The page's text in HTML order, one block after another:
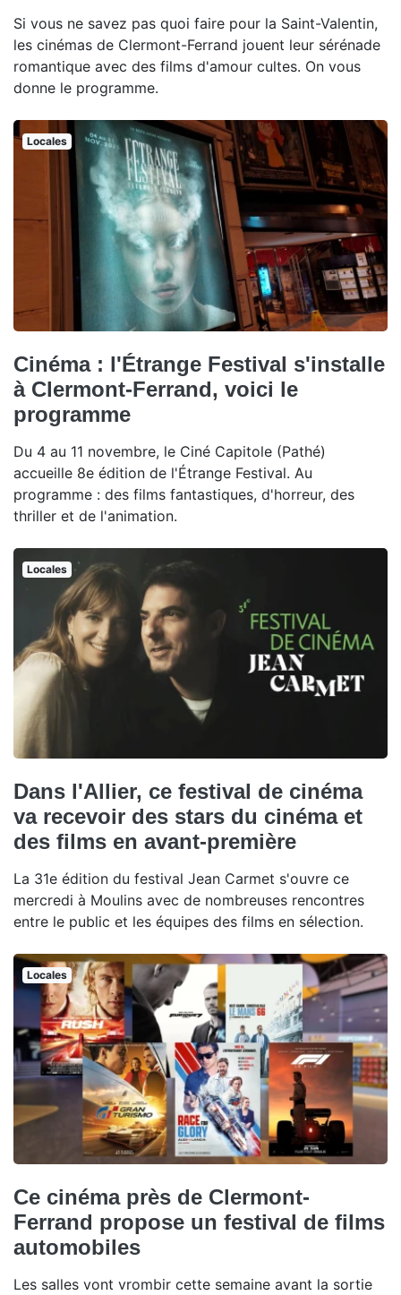
Si vous ne savez pas quoi faire pour la Saint-Valentin,
les cinémas de Clermont-Ferrand jouent leur sérénade
romantique avec des films d'amour cultes. On vous
donne le programme.
Locales
Cinéma : l'Étrange Festival s'installe
à Clermont-Ferrand, voici le
programme
Du 4 au 11 novembre, le Ciné Capitole (Pathé)
accueille 8e édition de l'Étrange Festival. Au
programme : des films fantastiques, d'horreur, des
thriller et de l'animation.
Locales
Dans l'Allier, ce festival de cinéma
va recevoir des stars du cinéma et
des films en avant-première
La 31e édition du festival Jean Carmet s'ouvre ce
mercredi à Moulins avec de nombreuses rencontres
entre le public et les équipes des films en sélection.
Locales
Ce cinéma près de Clermont-
Ferrand propose un festival de films
automobiles
Les salles vont vrombir cette semaine avant la sortie